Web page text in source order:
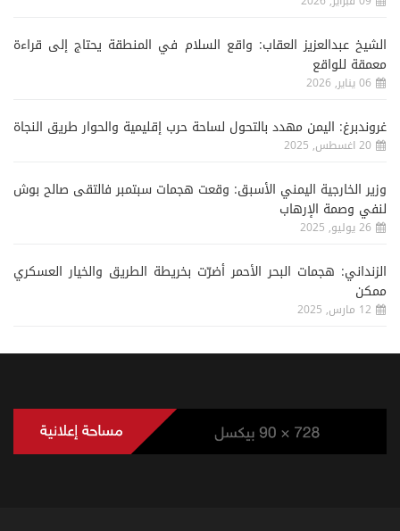
الشيخ عبدالعزيز العقاب: واقع السلام في المنطقة يحتاج إلى قراءة
معمقة للواقع
06 يناير, 2026
غروندبرغ: اليمن مهدد بالتحول لساحة حرب إقليمية والحوار طريق النجاة
20 اغسطس, 2025
وزير الخارجية اليمني الأسبق: وقعت هجمات سبتمبر فالتقى صالح بوش
لنفي وصمة الإرهاب
26 يوليو, 2025
الزنداني: هجمات البحر الأحمر أضرّت بخريطة الطريق والخيار العسكري
ممكن
12 مارس, 2025